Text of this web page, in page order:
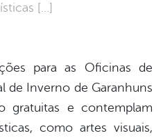
[…]
para as Oficinas de
de Inverno de Garanhuns
gratuitas e contemplam
como artes visuais,